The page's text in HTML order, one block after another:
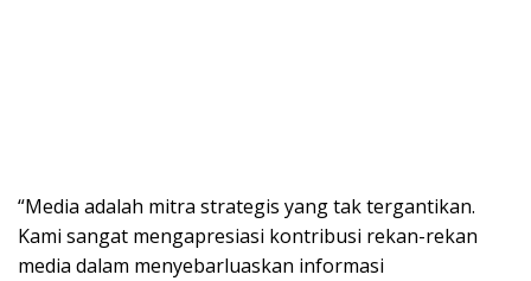
“Media adalah mitra strategis yang tak tergantikan.
Kami sangat mengapresiasi kontribusi rekan-rekan
media dalam menyebarluaskan informasi